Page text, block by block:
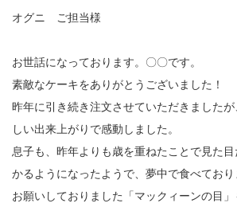
オグニ ご担当様
お世話になっております。〇〇です。
素敵なケーキをありがとうございました！
昨年に引き続き注文させていただきました
しい出来上がりで感動しました。
息子も、昨年よりも歳を重ねたことで見た
かるようになったようで、夢中で食べており
お願いしておりました「マックィーンの目